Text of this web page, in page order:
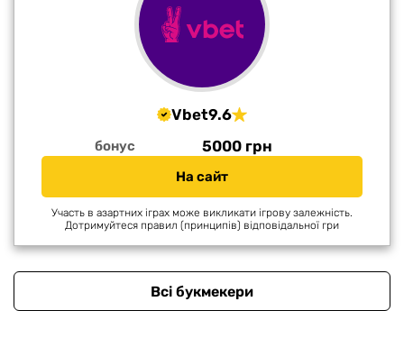
Vbet9.6
бонус 5000 грн
На сайт
Участь в азартних іграх може викликати ігрову залежність.
Дотримуйтеся правил (принципів) відповідальної гри
Всі букмекери